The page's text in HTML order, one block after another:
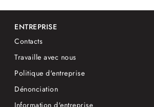
ENTREPRISE
Contacts
Travaille avec nous
Politique d'entreprise
Dénonciation